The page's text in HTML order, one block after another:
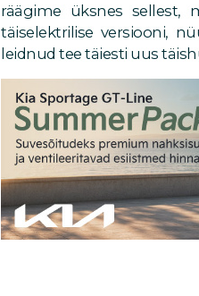
räägime üksnes sellest,
täiselektrilise versiooni,
leidnud tee täiesti uus